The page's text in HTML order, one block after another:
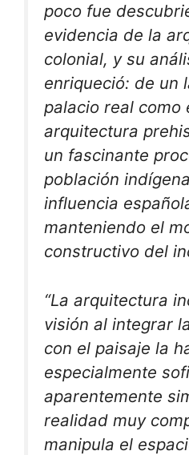
poco fue
evidencia de la
colonial, y su
enriqueció: de un
palacio real como
arquitectura
un fascinante
población
influencia
manteniendo el
constructivo del
“La arquitectura
visión al integrar
con el paisaje la
especialmente
aparentemente
realidad muy
manipula el